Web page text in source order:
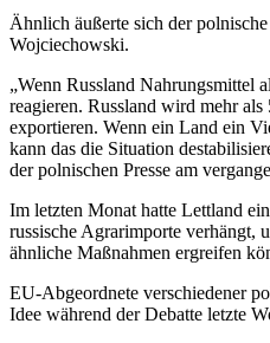
Ähnlich äußerte sich der
Wojciechowski.
„Wenn Russland Nahrungsmittel
reagieren. Russland wird mehr
exportieren. Wenn ein Land ein
kann das die Situation
der polnischen Presse am
Im letzten Monat hatte Lettland
russische Agrarimporte verhängt,
ähnliche Maßnahmen ergreifen
EU-Abgeordnete verschiedener
Idee während der Debatte letzte